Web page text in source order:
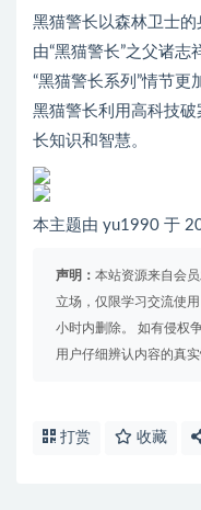
黑猫警长以森林卫士的
由“黑猫警长”之父诸
“黑猫警长系列”情节更
黑猫警长利用高科技
长知识和智慧。
本主题由 yu1990 于
声明： 本站资源来自会
立场，仅限学习交流使
小时内删除。 如有侵权
用户仔细辨认内容的真
打赏 收藏